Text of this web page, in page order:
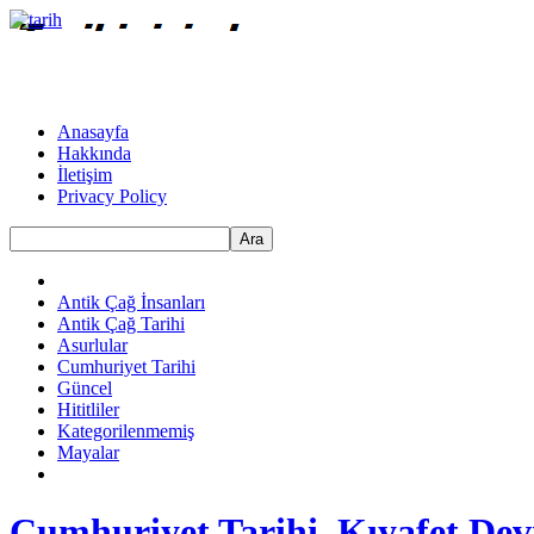
Anasayfa
Hakkında
İletişim
Privacy Policy
Ara
Antik Çağ İnsanları
Antik Çağ Tarihi
Asurlular
Cumhuriyet Tarihi
Güncel
Hititliler
Kategorilenmemiş
Mayalar